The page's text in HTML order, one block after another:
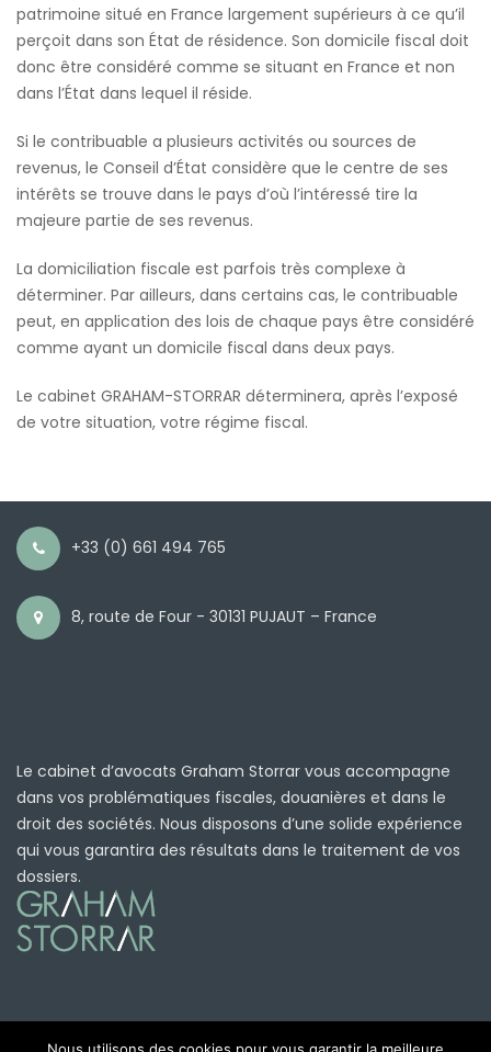
patrimoine situé en France largement supérieurs à ce qu’il
perçoit dans son État de résidence. Son domicile fiscal doit
donc être considéré comme se situant en France et non
dans l’État dans lequel il réside.
Si le contribuable a plusieurs activités ou sources de
revenus, le Conseil d’État considère que le centre de ses
intérêts se trouve dans le pays d’où l’intéressé tire la
majeure partie de ses revenus.
La domiciliation fiscale est parfois très complexe à
déterminer. Par ailleurs, dans certains cas, le contribuable
peut, en application des lois de chaque pays être considéré
comme ayant un domicile fiscal dans deux pays.
Le cabinet GRAHAM-STORRAR déterminera, après l’exposé
de votre situation, votre régime fiscal.
+33 (0) 661 494 765
8, route de Four - 30131 PUJAUT – France
Le cabinet d’avocats Graham Storrar vous accompagne
dans vos problématiques fiscales, douanières et dans le
droit des sociétés. Nous disposons d’une solide expérience
qui vous garantira des résultats dans le traitement de vos
dossiers.